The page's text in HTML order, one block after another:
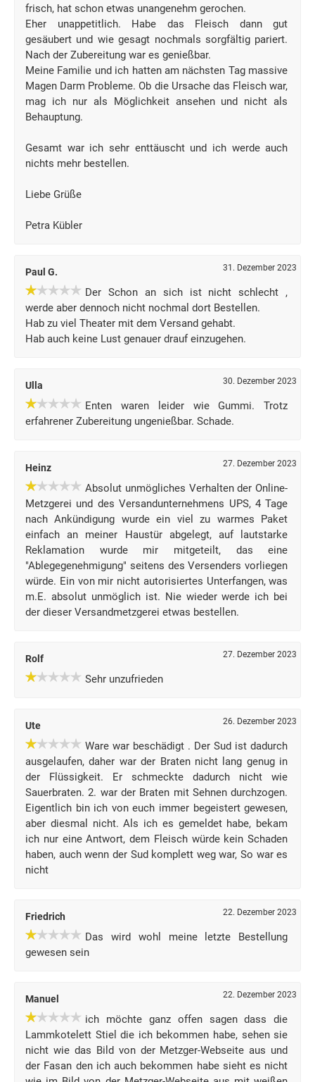
frisch, hat schon etwas unangenehm gerochen.
Eher unappetitlich. Habe das Fleisch dann gut
gesäubert und wie gesagt nochmals sorgfältig pariert.
Nach der Zubereitung war es genießbar.
Meine Familie und ich hatten am nächsten Tag massive
Magen Darm Probleme. Ob die Ursache das Fleisch war,
mag ich nur als Möglichkeit ansehen und nicht als
Behauptung.
Gesamt war ich sehr enttäuscht und ich werde auch
nichts mehr bestellen.
Liebe Grüße
Petra Kübler
Paul G. 31. Dezember 2023
Der Schon an sich ist nicht schlecht ,
werde aber dennoch nicht nochmal dort Bestellen.
Hab zu viel Theater mit dem Versand gehabt.
Hab auch keine Lust genauer drauf einzugehen.
Ulla 30. Dezember 2023
Enten waren leider wie Gummi. Trotz
erfahrener Zubereitung ungenießbar. Schade.
Heinz 27. Dezember 2023
Absolut unmögliches Verhalten der Online-
Metzgerei und des Versandunternehmens UPS, 4 Tage
nach Ankündigung wurde ein viel zu warmes Paket
einfach an meiner Haustür abgelegt, auf lautstarke
Reklamation wurde mir mitgeteilt, das eine
"Ablegegenehmigung" seitens des Versenders vorliegen
würde. Ein von mir nicht autorisiertes Unterfangen, was
m.E. absolut unmöglich ist. Nie wieder werde ich bei
der dieser Versandmetzgerei etwas bestellen.
Rolf 27. Dezember 2023
Sehr unzufrieden
Ute 26. Dezember 2023
Ware war beschädigt . Der Sud ist dadurch
ausgelaufen, daher war der Braten nicht lang genug in
der Flüssigkeit. Er schmeckte dadurch nicht wie
Sauerbraten. 2. war der Braten mit Sehnen durchzogen.
Eigentlich bin ich von euch immer begeistert gewesen,
aber diesmal nicht. Als ich es gemeldet habe, bekam
ich nur eine Antwort, dem Fleisch würde kein Schaden
haben, auch wenn der Sud komplett weg war, So war es
nicht
Friedrich 22. Dezember 2023
Das wird wohl meine letzte Bestellung
gewesen sein
Manuel 22. Dezember 2023
ich möchte ganz offen sagen dass die
Lammkotelett Stiel die ich bekommen habe, sehen sie
nicht wie das Bild von der Metzger-Webseite aus und
der Fasan den ich auch bekommen habe sieht es nicht